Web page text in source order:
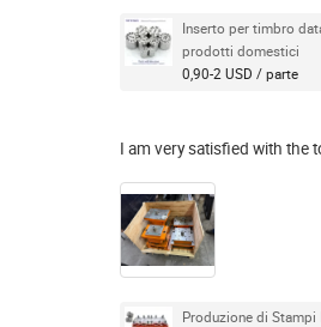
Inserto per timbro
prodotti domestici
0,90-2 USD / parte
I am very satisfied with the
Produzione di